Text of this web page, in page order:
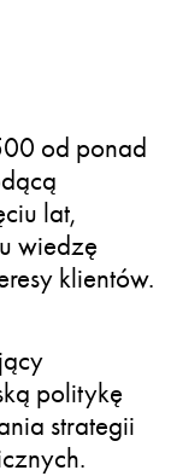
od ponad
lat,
wiedzę
klientów.
politykę
strategii